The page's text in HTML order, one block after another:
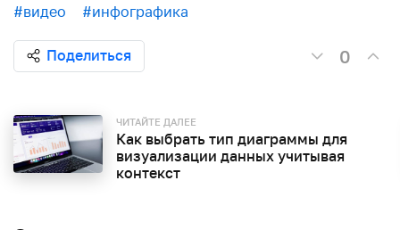
#видео #инфографика
Поделиться 0
ЧИТАЙТЕ ДАЛЕЕ
Как выбрать тип диаграммы для
визуализации данных учитывая
контекст